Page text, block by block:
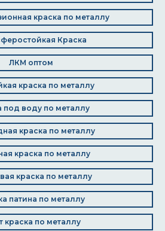
краска по металлу
Краска
ЛКМ оптом
краска по металлу
под воду по металлу
краска по металлу
краска по металлу
краска по металлу
патина по металлу
краска по металлу